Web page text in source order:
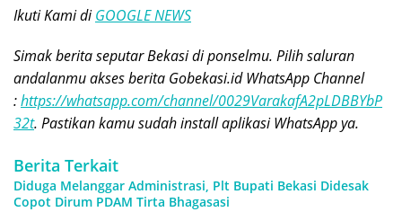
Ikuti Kami diGOOGLE NEWS
Simak berita seputar Bekasi di ponselmu. Pilih saluran
andalanmu akses berita Gobekasi.id WhatsApp Channel
:https://whatsapp.com/channel/0029VarakafA2pLDBBYbP
32t. Pastikan kamu sudah install aplikasi WhatsApp ya.
Berita Terkait
Diduga Melanggar Administrasi, Plt Bupati Bekasi Didesak
Copot Dirum PDAM Tirta Bhagasasi